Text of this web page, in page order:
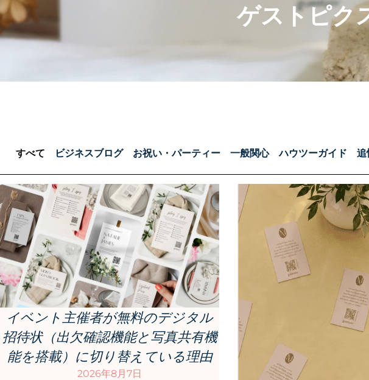
ゲストピク
ビジネスブログ お祝い・パーティー 一般関心 ハウツーガイド 追
すべて
イベント主催者が無料のデジタル
招待状（出欠確認機能と写真共有機
能を搭載）に切り替えている理由
2026年8月7日